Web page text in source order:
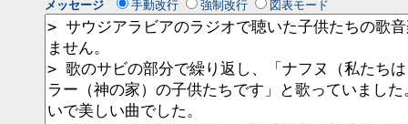
メッセージ
手動改行 強制改行 図表モード